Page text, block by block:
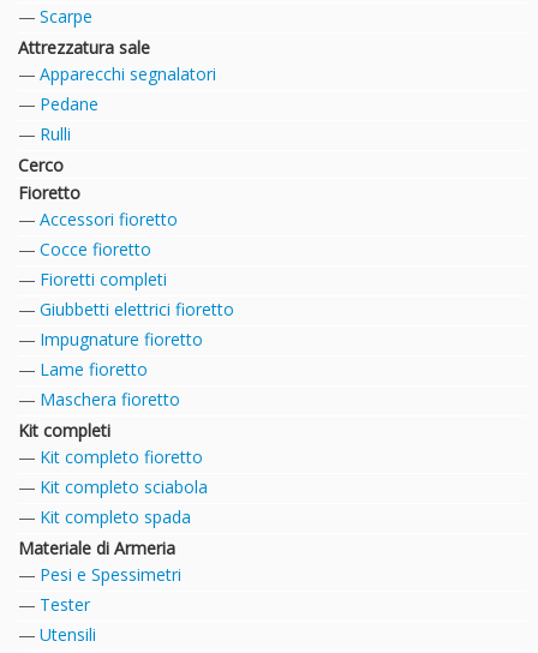
Scarpe
Attrezzatura sale
Apparecchi segnalatori
Pedane
Rulli
Cerco
Fioretto
Accessori fioretto
Cocce fioretto
Fioretti completi
Giubbetti elettrici fioretto
Impugnature fioretto
Lame fioretto
Maschera fioretto
Kit completi
Kit completo fioretto
Kit completo sciabola
Kit completo spada
Materiale di Armeria
Pesi e Spessimetri
Tester
Utensili